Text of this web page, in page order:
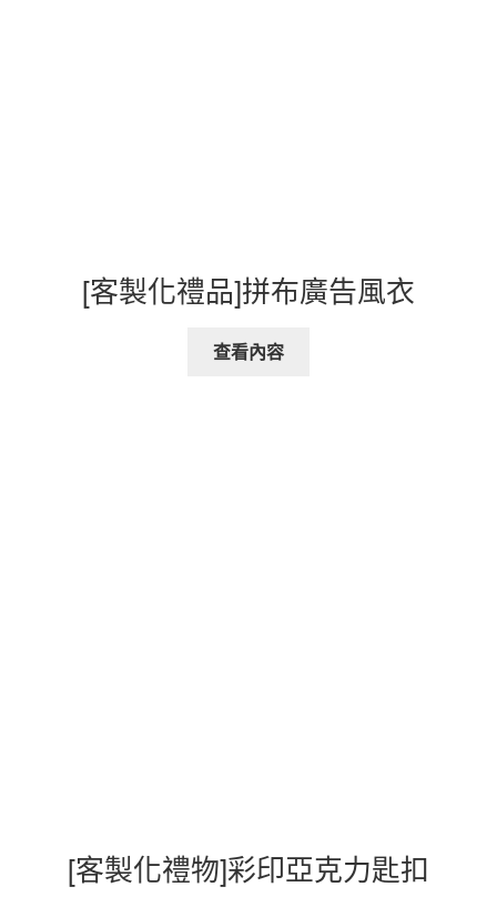
[客製化禮品]拼布廣告風衣
查看內容
[客製化禮物]彩印亞克力匙扣